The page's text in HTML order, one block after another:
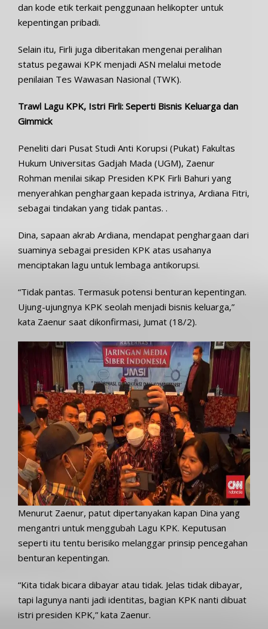
dan kode etik terkait penggunaan helikopter untuk
kepentingan pribadi.
Selain itu, Firli juga diberitakan mengenai peralihan
status pegawai KPK menjadi ASN melalui metode
penilaian Tes Wawasan Nasional (TWK).
Trawl Lagu KPK, Istri Firli: Seperti Bisnis Keluarga dan
Gimmick
Peneliti dari Pusat Studi Anti Korupsi (Pukat) Fakultas
Hukum Universitas Gadjah Mada (UGM), Zaenur
Rohman menilai sikap Presiden KPK Firli Bahuri yang
menyerahkan penghargaan kepada istrinya, Ardiana Fitri,
sebagai tindakan yang tidak pantas. .
Dina, sapaan akrab Ardiana, mendapat penghargaan dari
suaminya sebagai presiden KPK atas usahanya
menciptakan lagu untuk lembaga antikorupsi.
“Tidak pantas. Termasuk potensi benturan kepentingan.
Ujung-ujungnya KPK seolah menjadi bisnis keluarga,”
kata Zaenur saat dikonfirmasi, Jumat (18/2).
Menurut Zaenur, patut dipertanyakan kapan Dina yang
mengantri untuk menggubah Lagu KPK. Keputusan
seperti itu tentu berisiko melanggar prinsip pencegahan
benturan kepentingan.
“Kita tidak bicara dibayar atau tidak. Jelas tidak dibayar,
tapi lagunya nanti jadi identitas, bagian KPK nanti dibuat
istri presiden KPK,” kata Zaenur.